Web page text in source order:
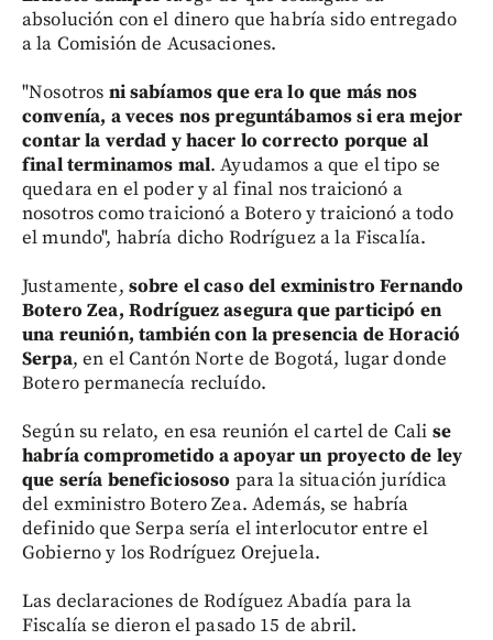
absolución con el dinero que habría sido entregado
a la Comisión de Acusaciones.
"Nosotros ni sabíamos que era lo que más nos
convenía, a veces nos preguntábamos si era mejor
contar la verdad y hacer lo correcto porque al
final terminamos mal. Ayudamos a que el tipo se
quedara en el poder y al final nos traicionó a
nosotros como traicionó a Botero y traicionó a todo
el mundo", habría dicho Rodríguez a la Fiscalía.
Justamente, sobre el caso del exministro Fernando
Botero Zea, Rodríguez asegura que participó en
una reunión, también con la presencia de Horació
Serpa, en el Cantón Norte de Bogotá, lugar donde
Botero permanecía recluído.
Según su relato, en esa reunión el cartel de Cali se
habría comprometido a apoyar un proyecto de ley
que sería beneficiososo para la situación jurídica
del exministro Botero Zea. Además, se habría
definido que Serpa sería el interlocutor entre el
Gobierno y los Rodríguez Orejuela.
Las declaraciones de Rodíguez Abadía para la
Fiscalía se dieron el pasado 15 de abril.